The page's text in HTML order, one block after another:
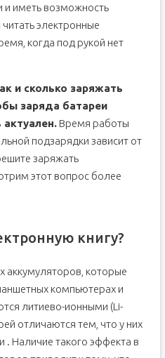
и иметь возможность
электронные
когда под рукой нет
и сколько заряжать
заряда батареи
Время работы
подзарядки зависит от
заряжать
этот вопрос более
книгу?
аккумуляторов, которые
компьютерах и
литиево-ионными (Li-
отличаются тем, что у них
. Наличие такого эффекта в